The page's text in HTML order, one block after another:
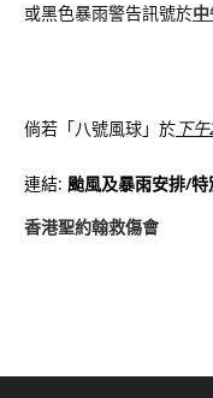
或黑色暴雨警告訊號於
倘若「八號風球」於下午
連結: 颱風及暴雨安排/特
香港聖約翰救傷會